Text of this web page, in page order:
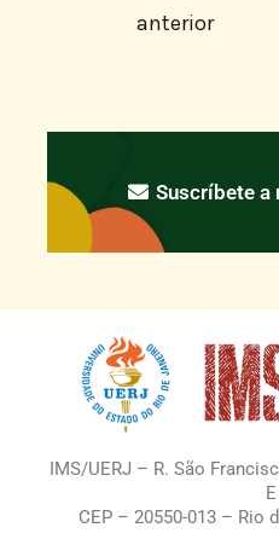
anterior
Suscríbete a
IMS/UERJ – R. São
E
CEP – 20550-013 – Rio